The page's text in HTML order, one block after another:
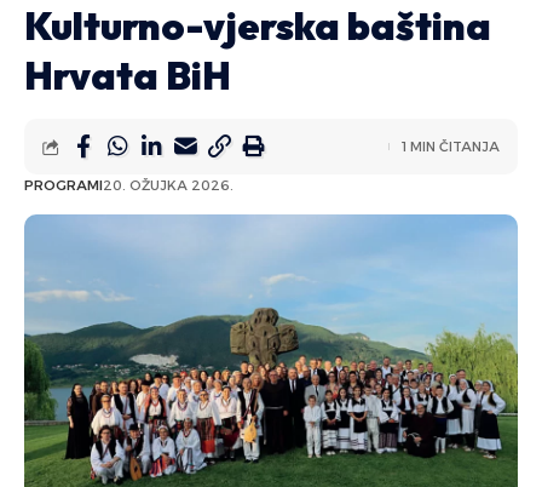
Kulturno-vjerska baština
Hrvata BiH
PROGRAMI20. OŽUJKA 2026.
1 MIN ČITANJA